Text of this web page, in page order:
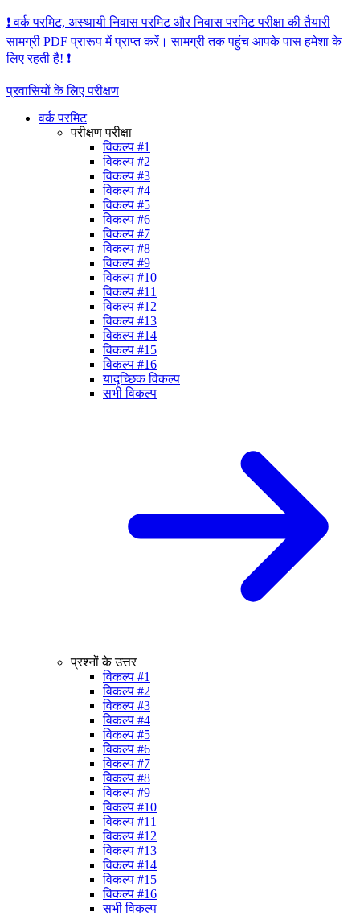
❗️ वर्क परमिट, अस्थायी निवास परमिट और निवास परमिट परीक्षा की तैयारी
सामग्री PDF प्रारूप में प्राप्त करें। सामग्री तक पहुंच आपके पास हमेशा के
लिए रहती है! ❗️
प्रवासियों के लिए परीक्षण
वर्क परमिट
परीक्षण परीक्षा
विकल्प #1
विकल्प #2
विकल्प #3
विकल्प #4
विकल्प #5
विकल्प #6
विकल्प #7
विकल्प #8
विकल्प #9
विकल्प #10
विकल्प #11
विकल्प #12
विकल्प #13
विकल्प #14
विकल्प #15
विकल्प #16
यादृच्छिक विकल्प
सभी विकल्प
प्रश्नों के उत्तर
विकल्प #1
विकल्प #2
विकल्प #3
विकल्प #4
विकल्प #5
विकल्प #6
विकल्प #7
विकल्प #8
विकल्प #9
विकल्प #10
विकल्प #11
विकल्प #12
विकल्प #13
विकल्प #14
विकल्प #15
विकल्प #16
सभी विकल्प